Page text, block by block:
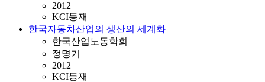
2012
KCI등재
한국자동차산업의 생산의 세계화
한국산업노동학회
정명기
2012
KCI등재